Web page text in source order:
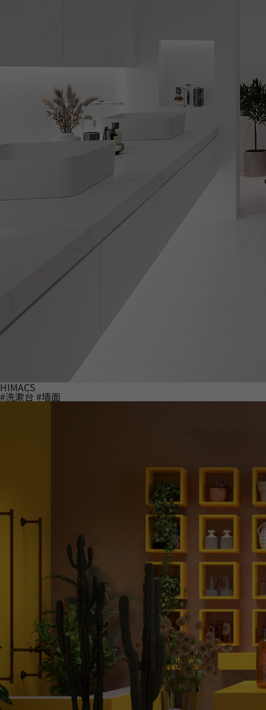
HIMACS
#洗漱台 #墙面